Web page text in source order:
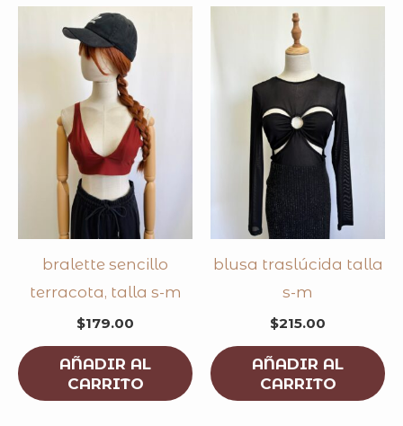
bralette sencillo
terracota, talla s-m
$179.00
AÑADIR AL
CARRITO
blusa traslúcida talla
s-m
$215.00
AÑADIR AL
CARRITO